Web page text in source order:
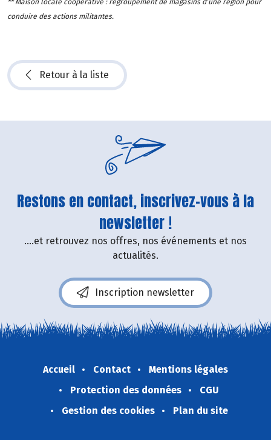
** Maison locale coopérative : regroupement de magasins d’une région pour
conduire des actions militantes.
Retour à la liste
Restons en contact, inscrivez-vous à la
newsletter !
....et retrouvez nos offres, nos événements et nos
actualités.
Inscription newsletter
Accueil Contact
Mentions légales
Protection des données
CGU
Gestion des cookies
Plan du site